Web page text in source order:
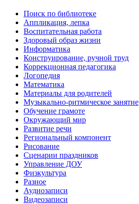
Поиск по библиотеке
Аппликация, лепка
Воспитательная работа
Здоровый образ жизни
Информатика
Конструирование, ручной труд
Коррекционная педагогика
Логопедия
Математика
Материалы для родителей
Музыкально-ритмическое занятие
Обучение грамоте
Окружающий мир
Развитие речи
Региональный компонент
Рисование
Сценарии праздников
Управление ДОУ
Физкультура
Разное
Аудиозаписи
Видеозаписи